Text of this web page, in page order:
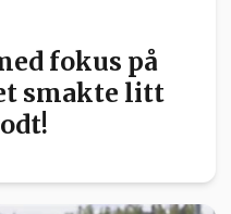
fokus på
smakte litt